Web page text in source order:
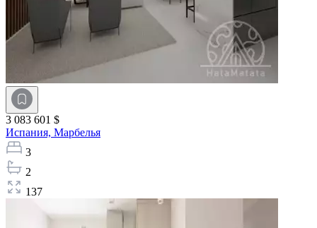
3 083 601 $
Испания, Марбелья
3
2
137